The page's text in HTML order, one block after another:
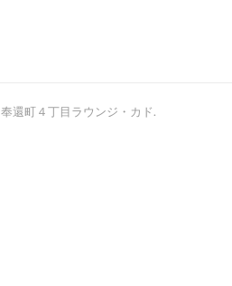
奉還町４丁目ラウンジ・カド.